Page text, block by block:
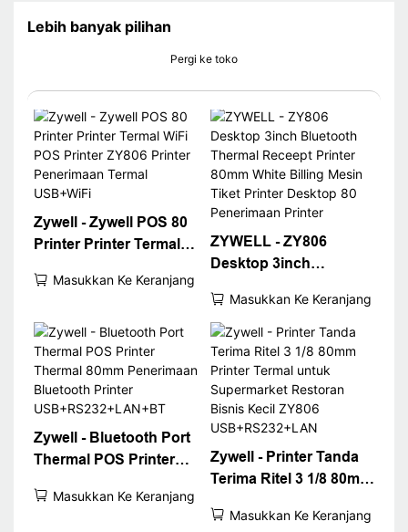
Lebih banyak pilihan
Pergi ke toko
Zywell - Zywell POS 80
Printer Printer Termal
Printer Penerimaan
Masukkan Ke Keranjang
ZYWELL - ZY806
Desktop 3inch
Receept Printer 80mm
White Billing Mesin
Tiket Printer Desktop
80 Penerimaan Printer
Masukkan Ke Keranjang
Zywell - Bluetooth Port
Thermal POS Printer
Penerimaan Bluetooth
Masukkan Ke Keranjang
Zywell - Printer Tanda
Terima Ritel 3 1/8 80mm
Supermarket Restoran
Masukkan Ke Keranjang